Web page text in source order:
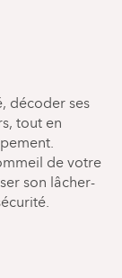
décoder ses
tout en
de votre
son lâcher-